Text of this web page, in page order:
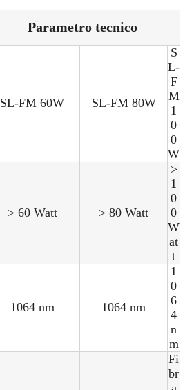
Parametro tecnico
SL-FM 60W SL-FM 80W
S
L-
F
M
1
0
0
W
> 60 Watt > 80 Watt
>
1
0
0
W
at
t
1064 nm 1064 nm
1
0
6
4
n
m
Fi
br